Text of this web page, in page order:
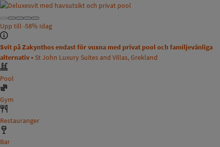
Upp till -58% Idag
Svit på Zakynthos endast för vuxna med privat pool och familjevänliga
alternativ • St John Luxury Suites and Villas, Grekland
Pool
Gym
Restauranger
Bar